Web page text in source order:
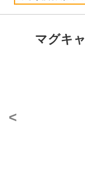
マグキ
<